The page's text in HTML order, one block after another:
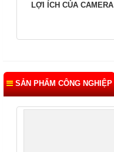
LỢI ÍCH CỦA CAMERA
SẢN PHẨM CÔNG NGHIỆP